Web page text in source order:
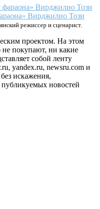
Вирджилио Този
режиссер и сценарист.
проектом. На этом
не покупают, ни какие
собой ленту
yandex.ru, newsru.com и
искажения,
публикуемых новостей